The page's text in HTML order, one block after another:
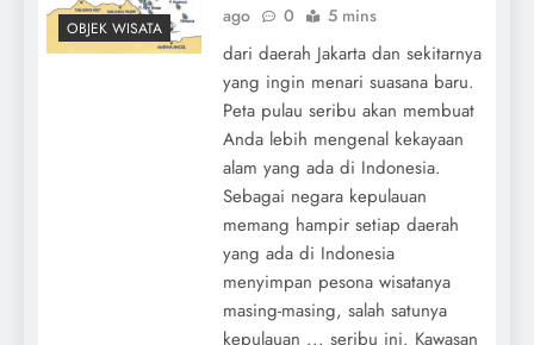
OBJEK WISATA
ago 0 5 mins
dari daerah Jakarta dan sekitarnya
yang ingin menari suasana baru.
Peta pulau seribu akan membuat
Anda lebih mengenal kekayaan
alam yang ada di Indonesia.
Sebagai negara kepulauan
memang hampir setiap daerah
yang ada di Indonesia
menyimpan pesona wisatanya
masing-masing, salah satunya
kepulauan ... seribu ini. Kawasan